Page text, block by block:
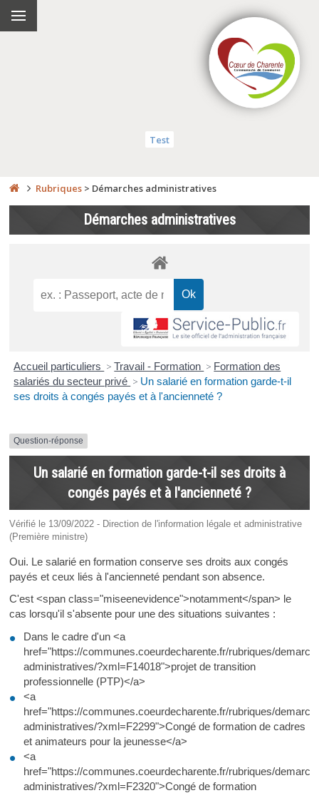
Test
Rubriques > Démarches administratives
Démarches administratives
Accueil particuliers > Travail - Formation > Formation des
salariés du secteur privé > Un salarié en formation garde-t-il
ses droits à congés payés et à l'ancienneté ?
Question-réponse
Un salarié en formation garde-t-il ses droits à
congés payés et à l'ancienneté ?
Vérifié le 13/09/2022 - Direction de l'information légale et administrative
(Première ministre)
Oui. Le salarié en formation conserve ses droits aux congés
payés et ceux liés à l'ancienneté pendant son absence.
C'est <span class="miseenevidence">notamment</span> le
cas lorsqu'il s'absente pour une des situations suivantes :
Dans le cadre d'un <a
href="https://communes.coeurdecharente.fr/rubriques/
administratives/?xml=F14018">projet de transition
professionnelle (PTP)</a>
<a
href="https://communes.coeurdecharente.fr/rubriques/
administratives/?xml=F2299">Congé de formation de cadres
et animateurs pour la jeunesse</a>
<a
href="https://communes.coeurdecharente.fr/rubriques/
administratives/?xml=F2320">Congé de formation